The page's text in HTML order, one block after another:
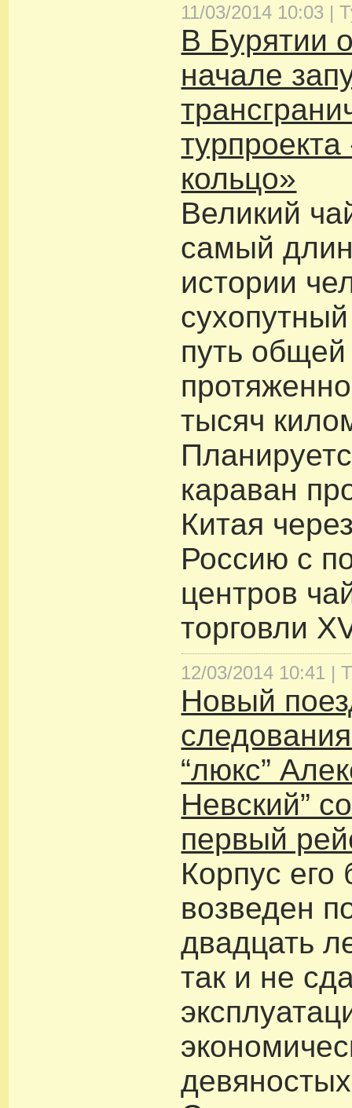
11/03/2014 10:03 |
В Бурятии
начале
кольцо»
Великий
самый
истории
путь общей
тысяч
караван
Китая
Россию с
центров
торговли
12/03/2014 10:41 |
Новый
“люкс”
Невский”
первый
Корпус его
возведен
двадцать
так и не